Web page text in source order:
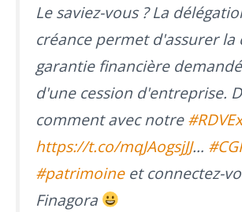
Le saviez-vous ? La
créance permet d'assurer la
garantie financière
d'une cession d'entreprise.
comment avec notre
https://t.co/mqJAogsjJJ…
#patrimoineet connectez-
Finagora